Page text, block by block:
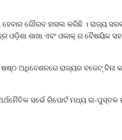
ଗୌରବ ହାସଲ କରିଛି । ରାଜ୍ୟ
ଶାଖା ଏବଂ ଓକାକ୍‍ ର ବୈଷୟିକ
ଅଧିବେଶନରେ ରାଜ୍ୟର ବଜେଟ୍‍ ବିନା
ସର୍ଭେ ରିପୋର୍ଟ ମଧ୍ୟ ଇ-